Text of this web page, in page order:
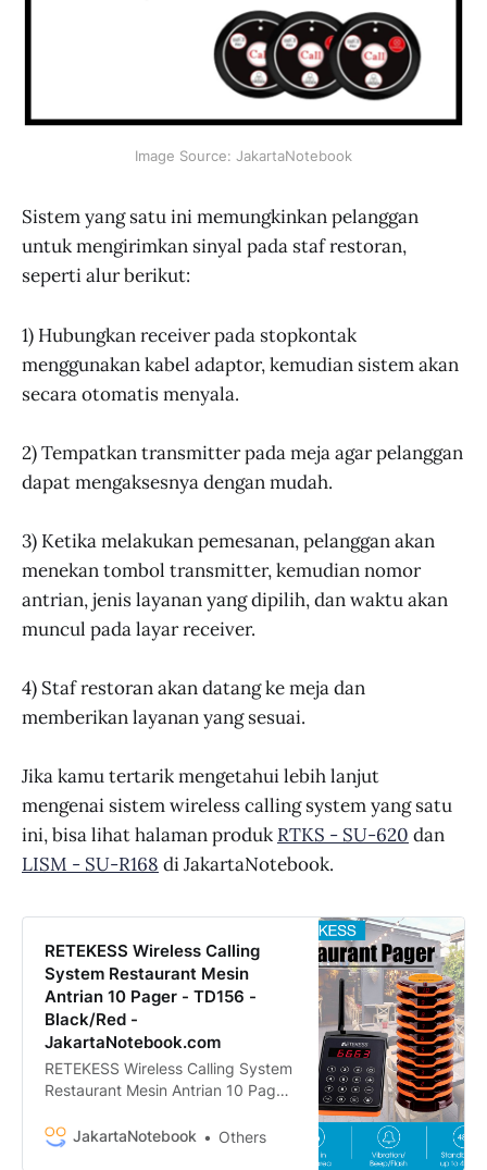
Image Source: JakartaNotebook
Sistem yang satu ini memungkinkan pelanggan
untuk mengirimkan sinyal pada staf restoran,
seperti alur berikut:
1) Hubungkan receiver pada stopkontak
menggunakan kabel adaptor, kemudian sistem akan
secara otomatis menyala.
2) Tempatkan transmitter pada meja agar pelanggan
dapat mengaksesnya dengan mudah.
3) Ketika melakukan pemesanan, pelanggan akan
menekan tombol transmitter, kemudian nomor
antrian, jenis layanan yang dipilih, dan waktu akan
muncul pada layar receiver.
4) Staf restoran akan datang ke meja dan
memberikan layanan yang sesuai.
Jika kamu tertarik mengetahui lebih lanjut
mengenai sistem wireless calling system yang satu
ini, bisa lihat halaman produk RTKS - SU-620 dan
LISM - SU-R168 di JakartaNotebook.
RETEKESS Wireless Calling
System Restaurant Mesin
Antrian 10 Pager - TD156 -
Black/Red -
JakartaNotebook.com
RETEKESS Wireless Calling System
Restaurant Mesin Antrian 10 Pager
dengan mudah RETEKESS Wireless
JakartaNotebook Others